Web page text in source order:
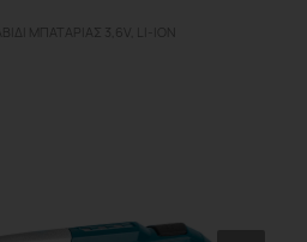
ΜΠΑΤΑΡΊΑΣ 3,6V, LI-ION